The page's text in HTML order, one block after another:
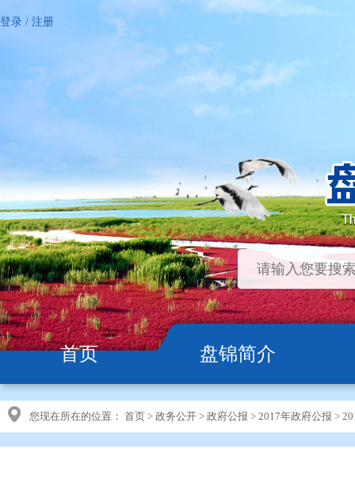
登录 / 注册
首页 盘锦简介
您现在所在的位置： 首页 > 政务公开 > 政府公报 > 2017年政府公报 >